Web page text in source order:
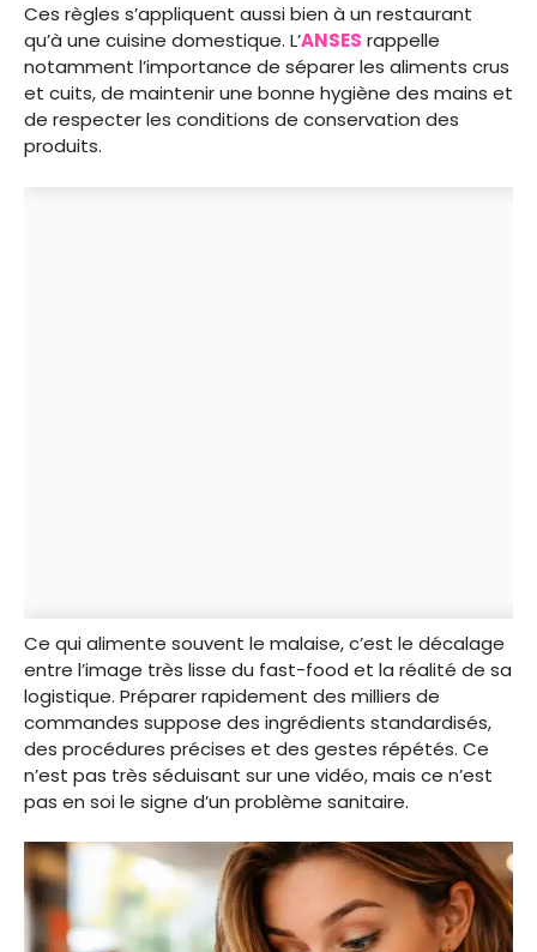
Ces règles s’appliquent aussi bien à un restaurant
qu’à une cuisine domestique. L’ANSES rappelle
notamment l’importance de séparer les aliments crus
et cuits, de maintenir une bonne hygiène des mains et
de respecter les conditions de conservation des
produits.
Ce qui alimente souvent le malaise, c’est le décalage
entre l’image très lisse du fast-food et la réalité de sa
logistique. Préparer rapidement des milliers de
commandes suppose des ingrédients standardisés,
des procédures précises et des gestes répétés. Ce
n’est pas très séduisant sur une vidéo, mais ce n’est
pas en soi le signe d’un problème sanitaire.